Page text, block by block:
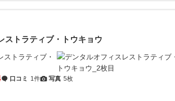
ストラティブ・トウキョウ
口コミ 1件 写真 5枚